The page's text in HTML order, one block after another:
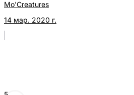
Mo'Creatures
14 мар. 2020 г.